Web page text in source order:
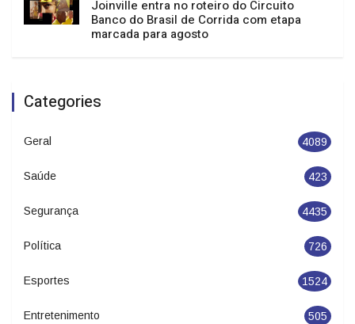
Joinville entra no roteiro do Circuito
Banco do Brasil de Corrida com etapa
marcada para agosto
Categories
Geral 4089
Saúde 423
Segurança 4435
Política 726
Esportes 1524
Entretenimento 505